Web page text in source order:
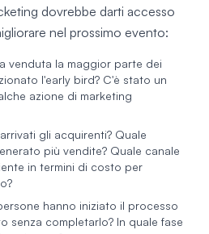
dovrebbe darti accesso
nel prossimo evento:
venduta la maggior parte dei
l'early bird? C'è stato un
azione di marketing
gli acquirenti? Quale
più vendite? Quale canale
in termini di costo per
hanno iniziato il processo
senza completarlo? In quale fase